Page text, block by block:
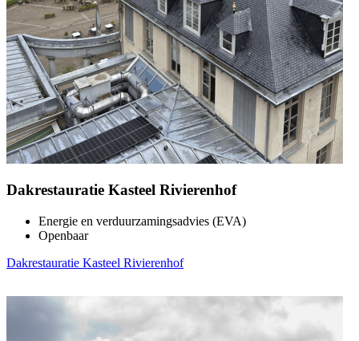
Dakrestauratie Kasteel Rivierenhof
Energie en verduurzamingsadvies (EVA)
Openbaar
Dakrestauratie Kasteel Rivierenhof